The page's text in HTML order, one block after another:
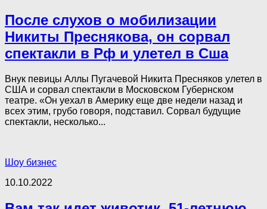
После слухов о мобилизации
Никиты Преснякова, он сорвал
спектакли в Рф и улетел в Сша
Внук певицы Аллы Пугачевой Никита Пресняков улетел в
США и сорвал спектакли в Московском Губернском
театре. «Он уехал в Америку еще две недели назад и
всех этим, грубо говоря, подставил. Сорвал будущие
спектакли, несколько...
Шоу бизнес
10.10.2022